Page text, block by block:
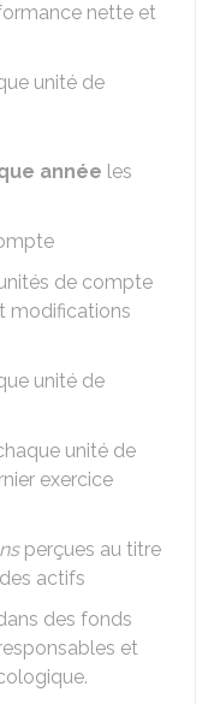
nette et
unité de
année les
de compte
modifications
unité de
unité de
exercice
perçues au titre
actifs
des fonds
et